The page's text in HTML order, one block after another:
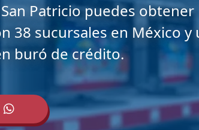
Patricio puedes obtener
38 sucursales en México y
buró de crédito.